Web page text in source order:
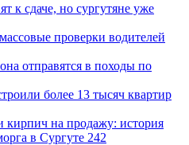
к сдаче, но сургутяне уже
проверки водителей
отправятся в походы по
более 13 тысяч квартир
кирпич на продажу: история
в Сургуте 242